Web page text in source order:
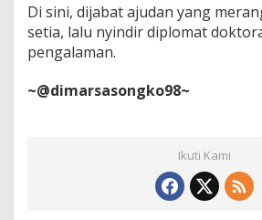
Di sini, dijabat ajudan yang
setia, lalu nyindir diplomat
pengalaman.
~@dimarsasongko98~
Ikuti Kami